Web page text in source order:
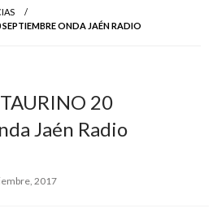
ONDA JAÉN RADIO
20
Jaén Radio
2017